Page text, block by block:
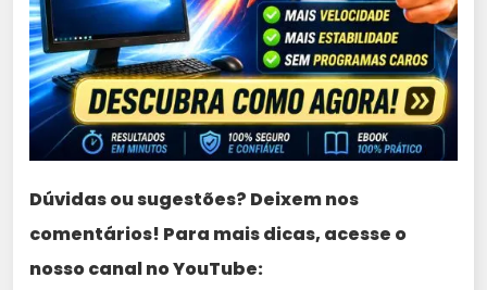
Dúvidas ou sugestões? Deixem nos
comentários! Para mais dicas, acesse o
nosso canal no YouTube: